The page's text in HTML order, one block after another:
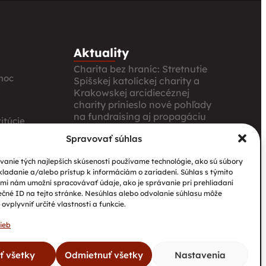
Spravovať súhlas
tých najlepších skúseností používame technológie, ako sú súbory
a/alebo prístup k informáciám o zariadení. Súhlas s týmito
nám umožní spracovávať údaje, ako je správanie pri prehliadaní
ID na tejto stránke. Nesúhlas alebo odvolanie súhlasu môže
určité vlastnosti a funkcie.
všetky Odmietnuť všetky Nastavenia
Aktuality
Charita bez hraníc: Stretnutie
Spišskej katolíckej charity a
Krakowskej arcidiecéznej
charity prinieslo nové pohľady
na fundraising aj propagáciu
Nové petangové ihrisko
prináša seniorom radosť,
pohyb a komunitu
Národný projekt „Integrácia
štátnych príslušníkov tretích
krajín vrátane migrantov“